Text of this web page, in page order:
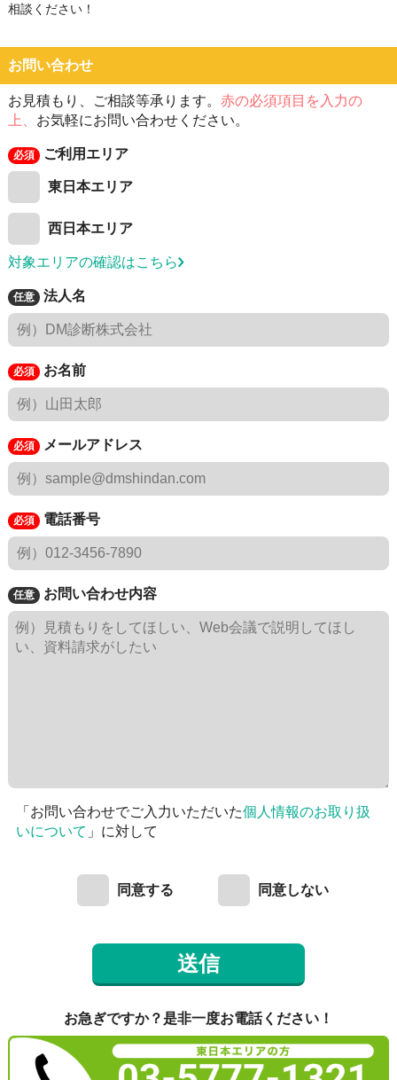
相談ください！
お問い合わせ
お見積もり、ご相談等承ります。 赤の必須項目を入力の
上、 お気軽にお問い合わせください。
ご利用エリア
東日本エリア
西日本エリア
対象エリアの確認はこちら
法人名
お名前
メールアドレス
電話番号
お問い合わせ内容
「お問い合わせでご入力いただいた個人情報のお取り扱
いについて 」に対して
同意する 同意しない
送信
お急ぎですか？是非一度お電話ください！